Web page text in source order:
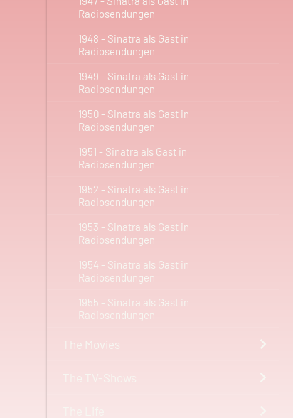
Radiosendungen
1948 - Sinatra als Gast in
Radiosendungen
1949 - Sinatra als Gast in
Radiosendungen
1950 - Sinatra als Gast in
Radiosendungen
1951 - Sinatra als Gast in
Radiosendungen
1952 - Sinatra als Gast in
Radiosendungen
1953 - Sinatra als Gast in
Radiosendungen
1954 - Sinatra als Gast in
Radiosendungen
1955 - Sinatra als Gast in
Radiosendungen
The Movies